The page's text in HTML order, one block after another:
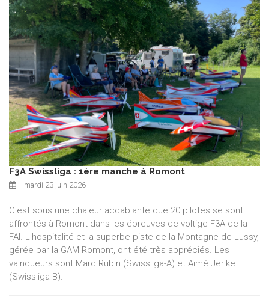
F3A Swissliga : 1ère manche à Romont
mardi 23 juin 2026
C'est sous une chaleur accablante que 20 pilotes se sont
affrontés à Romont dans les épreuves de voltige F3A de la
FAI. L'hospitalité et la superbe piste de la Montagne de Lussy,
gérée par la GAM Romont, ont été très appréciés. Les
vainqueurs sont Marc Rubin (Swissliga-A) et Aimé Jerike
(Swissliga-B).